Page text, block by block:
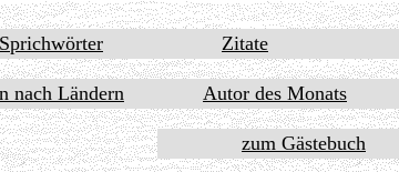
Sprichwörter Zitate
nach Ländern Autor des Monats
zum Gästebuch